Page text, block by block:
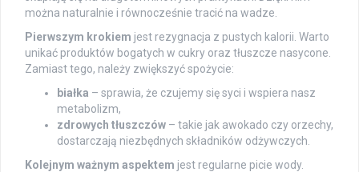
można naturalnie i równocześnie tracić na wadze.
Pierwszym krokiem jest rezygnacja z pustych kalorii. Warto
unikać produktów bogatych w cukry oraz tłuszcze nasycone.
Zamiast tego, należy zwiększyć spożycie:
białka – sprawia, że czujemy się syci i wspiera nasz
metabolizm,
zdrowych tłuszczów – takie jak awokado czy orzechy,
dostarczają niezbędnych składników odżywczych.
Kolejnym ważnym aspektem jest regularne picie wody.